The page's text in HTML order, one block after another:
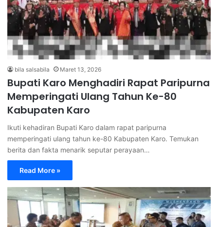
bila salsabila Maret 13, 2026
Bupati Karo Menghadiri Rapat Paripurna
Memperingati Ulang Tahun Ke-80
Kabupaten Karo
Ikuti kehadiran Bupati Karo dalam rapat paripurna
memperingati ulang tahun ke-80 Kabupaten Karo. Temukan
berita dan fakta menarik seputar perayaan…
Read More »